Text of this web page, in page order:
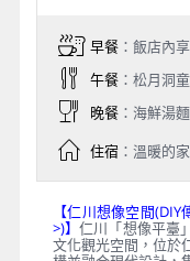
早餐：飯店內
午餐：松月洞
晚餐：海鮮湯
住宿：溫暖的家
【仁川想像空間
>)】仁川「想像平臺
文化觀光空間，位於